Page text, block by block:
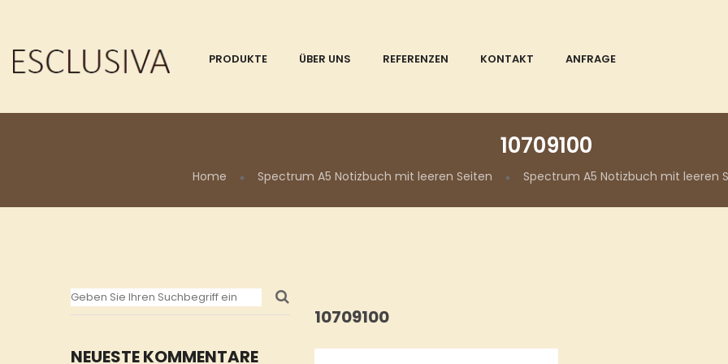
PRODUKTE ÜBER UNS REFERENZEN KONTAKT ANFRAGE
10709100
Home Spectrum A5 Notizbuch mit leeren Seiten Spectrum A5 Notizbuch mit leeren
NEUESTE KOMMENTARE
10709100